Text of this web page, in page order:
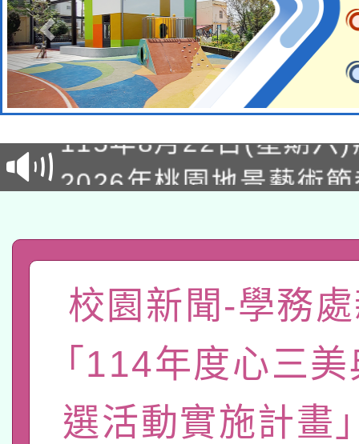
轉知經濟部水利署委託
用水績優單位及節水達
桃園市孔廟祈福系列
2026年桃園地景藝術
關事宜
轉知教育部國民及學前
國立臺灣師範大學辦
年度健康促進學校輔導
業成長研習」實施計畫
函轉國家教育研究院
族教育國際趨勢與發展
轉知教育部國民及學前
新北市政府教育局辦
師專業成長研習實施計
函轉國立臺灣師範大學
族語言臺北學習中心
轉知有關國立成功大學
校園新聞-學務
「114年度心三
選活動實施計畫